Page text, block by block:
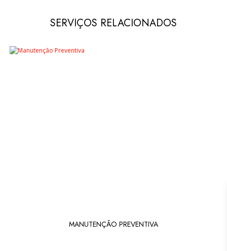
SERVIÇOS RELACIONADOS
MANUTENÇÃO PREVENTIVA